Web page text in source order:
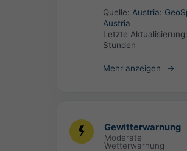
Quelle: Austria:
Austria
Letzte
Stunden
Mehr anzeigen
Gewitterwarnung
Moderate
Wetterwarnung